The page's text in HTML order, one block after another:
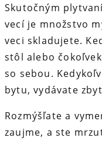
Skutočným
vecí je množstvo
veci skladujete.
stôl alebo
so sebou.
bytu, vydávate
Rozmýšľate a
zaujme, a ste